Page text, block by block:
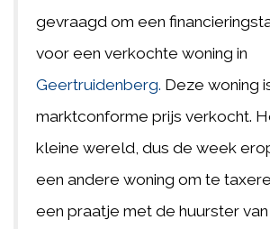
gevraagd om een
voor een verkochte woning in
Geertruidenberg. Deze woning
marktconforme prijs verkocht.
kleine wereld, dus de week
een andere woning om te
een praatje met de huurster